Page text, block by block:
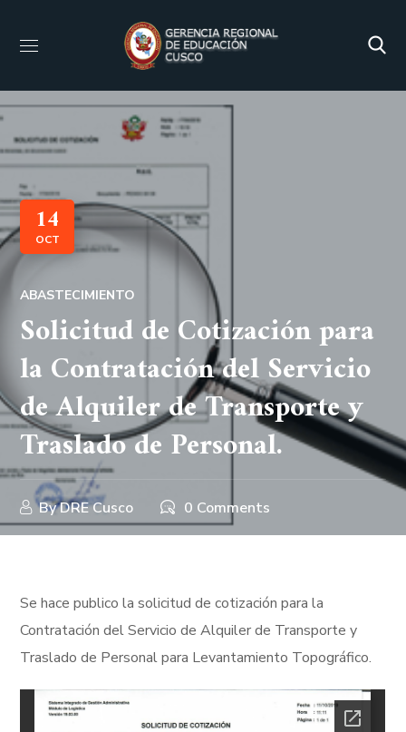
14
OCT
ABASTECIMIENTO
Solicitud de Cotización para
la Contratación del Servicio
de Alquiler de Transporte y
Traslado de Personal.
ByDRE Cusco 0 Comments
Se hace publico la solicitud de cotización para la
Contratación del Servicio de Alquiler de Transporte y
Traslado de Personal para Levantamiento Topográfico.